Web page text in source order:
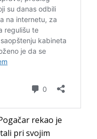
rekao je
pri svojim